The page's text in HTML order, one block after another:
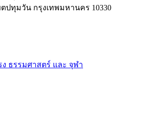
ปทุมวัน กรุงเทพมหานคร 10330
ง ธรรมศาสตร์ และ จุฬา